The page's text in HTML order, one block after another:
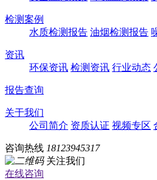
检测案例
水质检测报告 油烟检测报告
资讯
环保资讯 检测资讯 行业动态
报告查询
关于我们
公司简介 资质认证 视频专区
咨询热线 18123945317
关注我们
在线咨询